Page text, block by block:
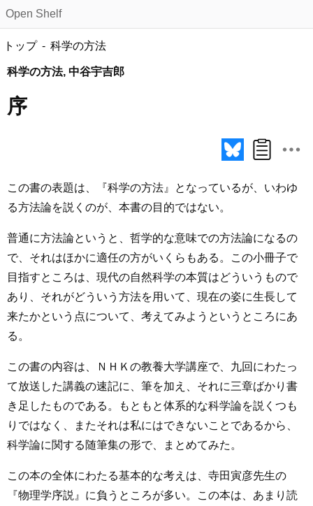
Open Shelf
トップ 科学の方法
科学の方法, 中谷宇吉郎
序
この書の表題は、『科学の方法』となっているが、いわゆ
る方法論を説くのが、本書の目的ではない。
普通に方法論というと、哲学的な意味での方法論になるの
で、それはほかに適任の方がいくらもある。この小冊子で
目指すところは、現代の自然科学の本質はどういうもので
あり、それがどういう方法を用いて、現在の姿に生長して
来たかという点について、考えてみようというところにあ
る。
この書の内容は、ＮＨＫの教養大学講座で、九回にわたっ
て放送した講義の速記に、筆を加え、それに三章ばかり書
き足したものである。もともと体系的な科学論を説くつも
りではなく、またそれは私にはできないことであるから、
科学論に関する随筆集の形で、まとめてみた。
この本の全体にわたる基本的な考えは、寺田寅彦先生の
『物理学序説』に負うところが多い。この本は、あまり読